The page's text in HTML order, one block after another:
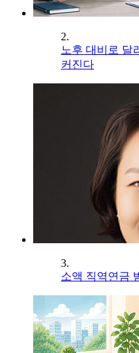
2.
노후 대비로 달
커진다
3.
소액 직역연금